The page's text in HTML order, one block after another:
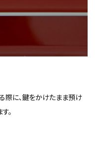
際に、鍵をかけたまま預け
。